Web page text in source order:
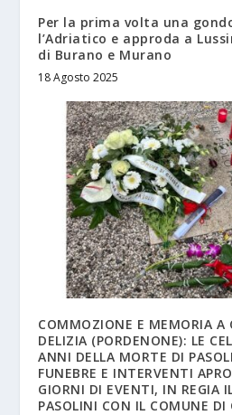
Per la prima volta una
l’Adriatico e approda a
di Burano e Murano
18 Agosto 2025
COMMOZIONE E MEMORIA A
DELIZIA (PORDENONE): LE
ANNI DELLA MORTE DI
FUNEBRE E INTERVENTI
GIORNI DI EVENTI, IN REGIA
PASOLINI CON IL COMUNE DI